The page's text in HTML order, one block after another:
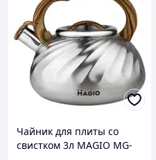
Чайник для плиты со
свистком 3л MAGIO MG-